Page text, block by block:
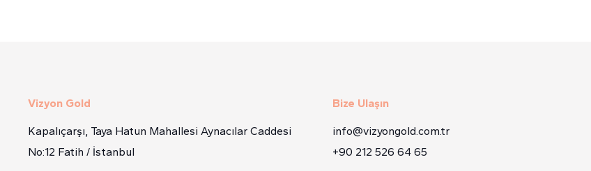
Vizyon Gold
Kapalıçarşı, Taya Hatun Mahallesi Aynacılar Caddesi
No:12 Fatih / İstanbul
Bize Ulaşın
info@vizyongold.com.tr
+90 212 526 64 65